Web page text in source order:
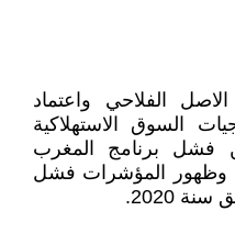
الفلاحي واعتماد
السوق الاستهلاكية
فشل برنامج المغرب
الذي انتهى سنة 2020، وظهور المؤشرات فشل
2020.